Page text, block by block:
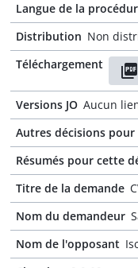
Langue de la
Distribution Non
Téléchargement
Versions JO Aucun
Autres décisions
Résumés pour cette
Titre de la demande
Nom du demandeur
Nom de l'opposant